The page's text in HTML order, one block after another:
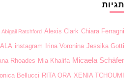
תגיות
Abigail Ratchford Alexis Clark Chiara Ferragni
instagram Irina Voronina Jessika Gotti
Rhoades Mia Khalifa Micaela Schäfer
Bellucci RITA ORA XENIA TCHOUMI